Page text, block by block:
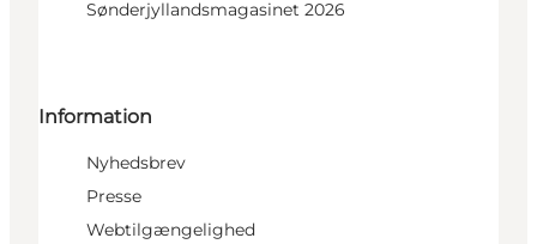
Sønderjyllandsmagasinet 2026
Information
Nyhedsbrev
Presse
Webtilgængelighed